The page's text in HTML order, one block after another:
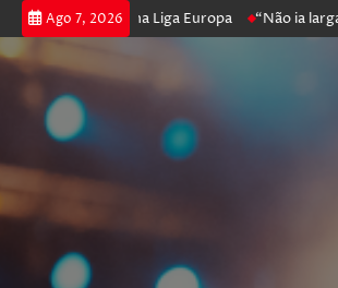
Ago 7, 2026
prossegue na Liga Europa “Não ia largar o